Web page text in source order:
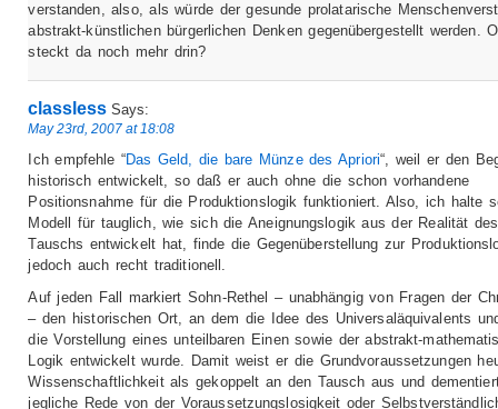
verstanden, also, als würde der gesunde prolatarische
abstrakt-künstlichen bürgerlichen Denken gegenübergestellt werden.
steckt da noch mehr drin?
classless Says:
May 23rd, 2007 at 18:08
Ich empfehle “Das Geld, die bare Münze des Apriori“, weil er den
historisch entwickelt, so daß er auch ohne die schon vorhandene
Positionsnahme für die Produktionslogik funktioniert. Also, ich halte
Modell für tauglich, wie sich die Aneignungslogik aus der Realität des
Tauschs entwickelt hat, finde die Gegenüberstellung zur
jedoch auch recht traditionell.
Auf jeden Fall markiert Sohn-Rethel – unabhängig von Fragen der
– den historischen Ort, an dem die Idee des Universaläquivalents
die Vorstellung eines unteilbaren Einen sowie der abstrakt-
Logik entwickelt wurde. Damit weist er die Grundvoraussetzungen
Wissenschaftlichkeit als gekoppelt an den Tausch aus und
jegliche Rede von der Voraussetzungslosigkeit oder